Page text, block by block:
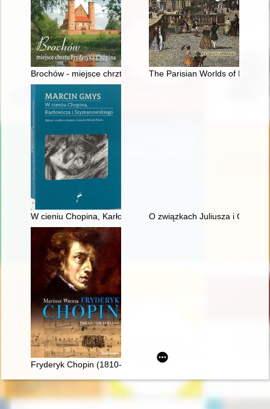
Brochów - miejsce chrztu Fryderyka Chopina
The Parisian Worlds of
W cieniu Chopina, Karłowicza i Szymanowskiego : szkice i
O związkach Juliusza i Oskara
Fryderyk Chopin (1810-1849). Poeta fortepianu